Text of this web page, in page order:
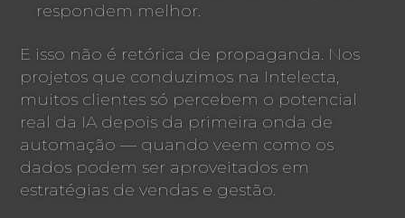
respondem melhor.
E isso não é retórica de propaganda. Nos
projetos que conduzimos na Intelecta,
muitos clientes só percebem o potencial
real da IA depois da primeira onda de
automação — quando veem como os
dados podem ser aproveitados em
estratégias de vendas e gestão.